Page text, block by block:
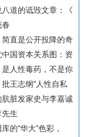
道的诋毁文章：《
春
简直是公开投降的奇
中国资本关系图：资
是人性毒药，不是你
王志纲“人性自私
脏发家史与李嘉诚
先生
的“华大”色彩，